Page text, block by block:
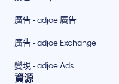
廣告 - adjoe 廣告
廣告 - adjoe Exchange
變現 - adjoe Ads
資源